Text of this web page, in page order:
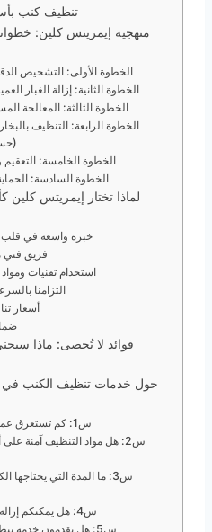
تنظيف كنب
منهجية إيمريتس كلين:
الخطوة الأولى: التشخيص
الخطوة الثانية: إزالة الغبار
الخطوة الثالثة: المعالجة
الخطوة الرابعة: التنظيف
الخطوة الخامسة: التعقيم
الخطوة السادسة: الحماية
لماذا تختار إيمريتس
1. خبرة واسعة في
2. فريق
3. استخدام تقنيات
4. التزامنا
5. أسعار
6.
فوائد لا تُحصى: ماذا
س1: كم تستغرق عملية تنظيف الكنب؟
س2: هل مواد التنظيف آمنة
س3: ما المدة التي
س4: هل يمكنكم إزالة جميع أنواع البقع؟
س5: هل تقدمون خدمة تنظيف الكنب الجلد؟